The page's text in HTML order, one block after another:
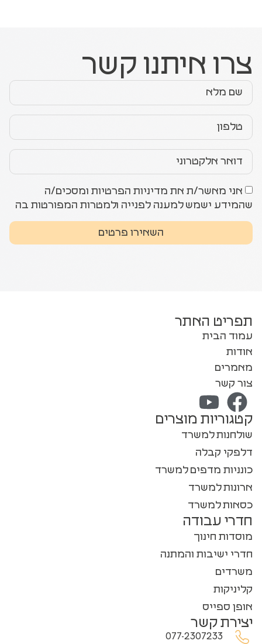
צרו איתנו קשר
אני מאשר/ת את מדיניות הפרטיות ומסכים/ה
שהמידע ישמש למענה לפנייה ולמטרות המפורטות בה
השאירו פרטים
תפריט האתר
עמוד הבית
אודות
מאמרים
צור קשר
קטגוריות מוצרים
שולחנות למשרד
דלפקי קבלה
כונניות מדפים למשרד
ארונות למשרד
כסאות למשרד
חדרי עבודה
מוסדות חינוך
חדרי ישיבות והמתנה
משרדים
קליניקות
אופן ספייס
יצירת קשר
077-2307233